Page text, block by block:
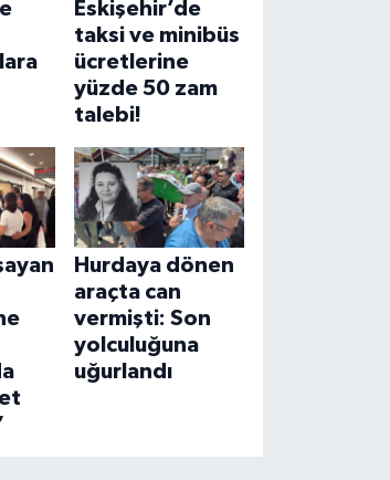
Eskişehir’de
taksi ve minibüs
ücretlerine
yüzde 50 zam
talebi!
Hurdaya dönen
araçta can
vermişti: Son
yolculuğuna
uğurlandı